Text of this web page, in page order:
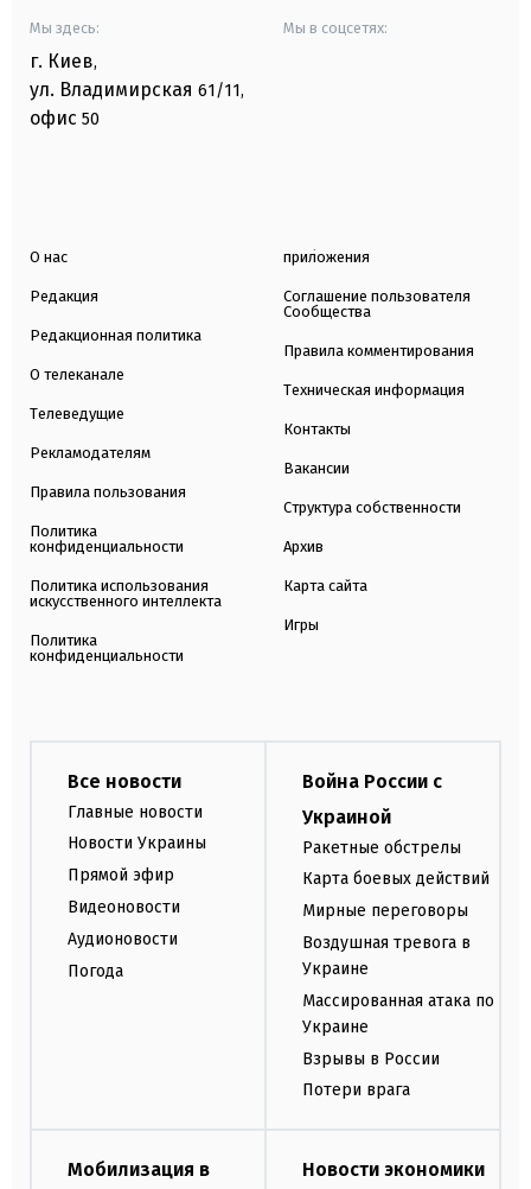
Мы здесь:
г. Киев,
ул. Владимирская 61/11,
офис 50
Мы в соцсетях:
О нас
Редакция
Редакционная политика
О телеканале
Телеведущие
Рекламодателям
Правила пользования
Политика
конфиденциальности
Политика использования
искусственного интеллекта
Политика
конфиденциальности
приложения
Соглашение пользователя
Сообщества
Правила комментирования
Техническая информация
Контакты
Вакансии
Структура собственности
Архив
Карта сайта
Игры
Все новости
Главные новости
Новости Украины
Прямой эфир
Видеоновости
Аудионовости
Погода
Война России с
Украиной
Ракетные обстрелы
Карта боевых действий
Мирные переговоры
Воздушная тревога в
Украине
Массированная атака по
Украине
Взрывы в России
Потери врага
Мобилизация в
Новости экономики